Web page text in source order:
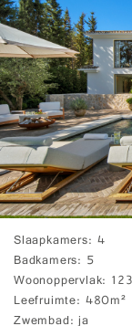
Slaapkamers 4
Badkamers 5
Woonoppervlak
Leefruimte 480m²
Zwembad ja